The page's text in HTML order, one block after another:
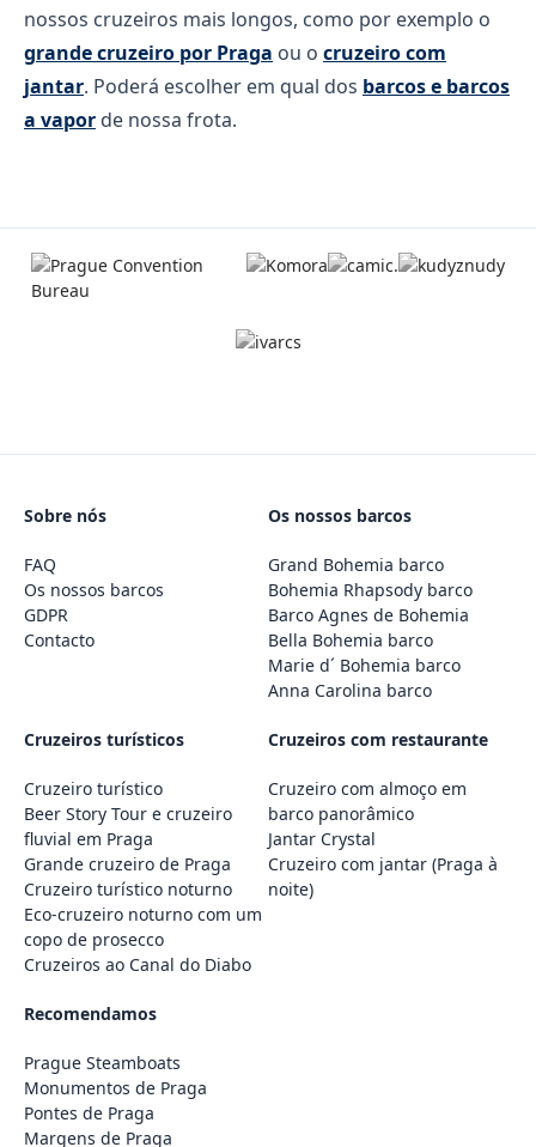
nossos cruzeiros mais longos, como por exemplo o
grande cruzeiro por Praga ou o cruzeiro com
jantar. Poderá escolher em qual dos barcos e barcos
a vapor de nossa frota.
Sobre nós
FAQ
Os nossos barcos
GDPR
Contacto
Os nossos barcos
Grand Bohemia barco
Bohemia Rhapsody barco
Barco Agnes de Bohemia
Bella Bohemia barco
Marie d´ Bohemia barco
Anna Carolina barco
Cruzeiros turísticos
Cruzeiro turístico
Beer Story Tour e cruzeiro
fluvial em Praga
Grande cruzeiro de Praga
Cruzeiro turístico noturno
Eco-cruzeiro noturno com um
copo de prosecco
Cruzeiros ao Canal do Diabo
Cruzeiros com restaurante
Cruzeiro com almoço em
barco panorâmico
Jantar Crystal
Cruzeiro com jantar (Praga à
noite)
Recomendamos
Prague Steamboats
Monumentos de Praga
Pontes de Praga
Margens de Praga